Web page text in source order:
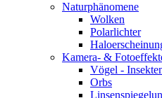
Naturphänomene
Wolken
Polarlichter
Kamera- &
Vögel -
Orbs